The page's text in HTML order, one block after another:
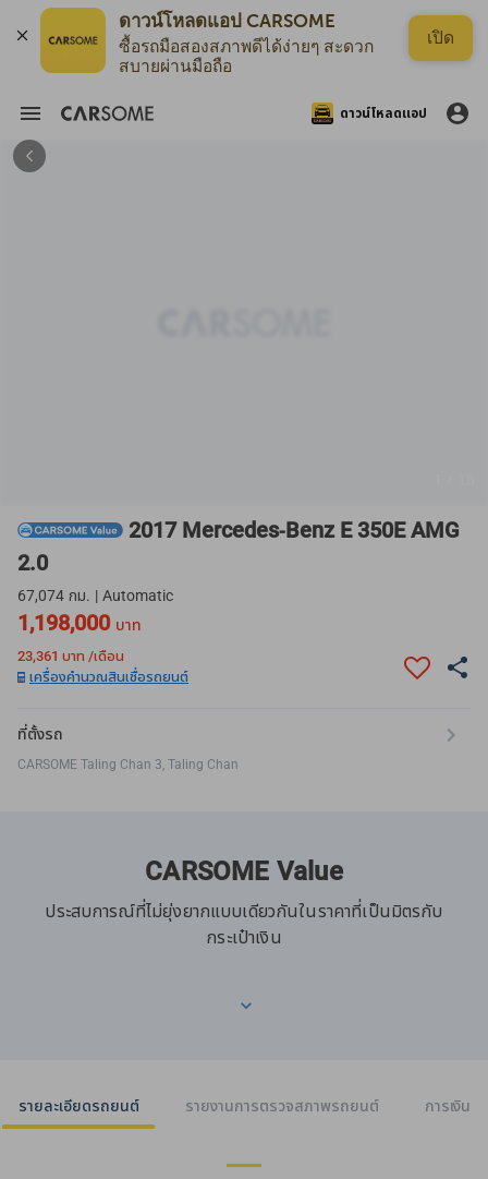
ดาวน์โหลดแอป CARSOME
ซื้อรถมือสองสภาพดีได้ง่ายๆ สะดวก
สบายผ่านมือถือ
เปิด
ดาวน์โหลดแอป
2017 Mercedes-Benz E 350E AMG
2.0
67,074 กม. | Automatic
1,198,000 บาท
23,361 บาท /เดือน
เครื่องคำนวณสินเชื่อรถยนต์
ที่ตั้งรถ
CARSOME Taling Chan 3, Taling Chan
CARSOME Value
ประสบการณ์ที่ไม่ยุ่งยากแบบเดียวกันในราคาที่เป็นมิตรกับ
กระเป๋าเงิน
รายละเอียดรถยนต์ รายงานการตรวจสภาพรถยนต์ การเงิน